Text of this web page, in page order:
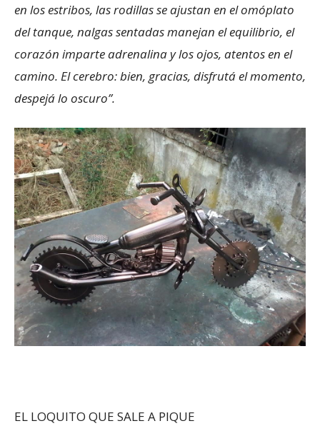
en los estribos, las rodillas se ajustan en el omóplato
del tanque, nalgas sentadas manejan el equilibrio, el
corazón imparte adrenalina y los ojos, atentos en el
camino. El cerebro: bien, gracias, disfrutá el momento,
despejá lo oscuro”.
EL LOQUITO QUE SALE A PIQUE